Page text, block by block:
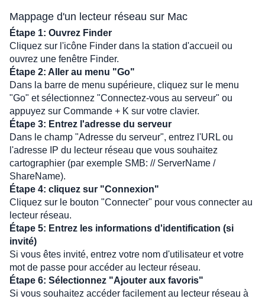
Mappage d'un lecteur réseau sur Mac
Étape 1: Ouvrez Finder
Cliquez sur l'icône Finder dans la station d'accueil ou
ouvrez une fenêtre Finder.
Étape 2: Aller au menu "Go"
Dans la barre de menu supérieure, cliquez sur le menu
"Go" et sélectionnez "Connectez-vous au serveur" ou
appuyez sur Commande + K sur votre clavier.
Étape 3: Entrez l'adresse du serveur
Dans le champ "Adresse du serveur", entrez l'URL ou
l'adresse IP du lecteur réseau que vous souhaitez
cartographier (par exemple SMB: // ServerName /
ShareName).
Étape 4: cliquez sur "Connexion"
Cliquez sur le bouton "Connecter" pour vous connecter au
lecteur réseau.
Étape 5: Entrez les informations d'identification (si
invité)
Si vous êtes invité, entrez votre nom d'utilisateur et votre
mot de passe pour accéder au lecteur réseau.
Étape 6: Sélectionnez "Ajouter aux favoris"
Si vous souhaitez accéder facilement au lecteur réseau à